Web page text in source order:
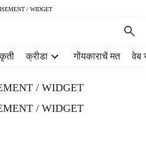
/ WIDGET
क्रीडा गोंयकाराचें मत वेब
/ WIDGET
/ WIDGET